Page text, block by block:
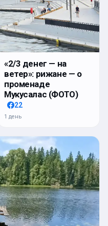
«2/3 денег — на
ветер»: рижане — о
променаде
Мукусалас (ФОТО)
22
1 день